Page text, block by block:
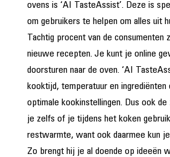
ovens is ‘AI TasteAssist’. Deze is
om gebruikers te helpen om alles uit
Tachtig procent van de consumenten
nieuwe recepten. Je kunt je online
doorsturen naar de oven. ‘AI
kooktijd, temperatuur en ingrediënten
optimale kookinstellingen. Dus ook de
je zelfs of je tijdens het koken
restwarmte, want ook daarmee kun
Zo brengt hij je al doende op ideeën